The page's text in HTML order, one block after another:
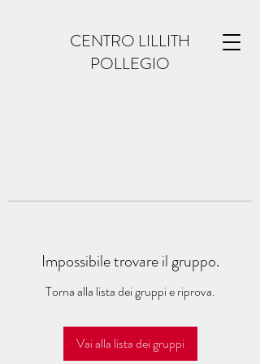
CENTRO LILLITH
POLLEGIO
Impossibile trovare il gruppo.
Torna alla lista dei gruppi e riprova.
Vai alla lista dei gruppi